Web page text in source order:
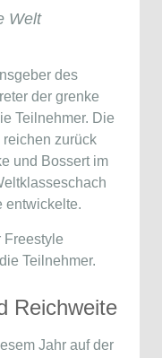
Welt
des
der grenke
Teilnehmer. Die
zurück
und Bossert im
entwickelte.
Freestyle
Teilnehmer.
Reichweite
Jahr auf der